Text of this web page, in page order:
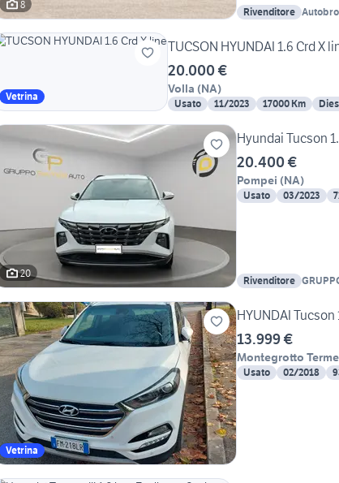
8
Rivenditore
Vetrina
TUCSON HYUNDAI 1.6 Crd
20.000 €
Volla (NA)
Usato 11/2023 17000 Km
20
Hyundai Tucson
20.400 €
Pompei (NA)
Usato 03/2023
Rivenditore
Vetrina
HYUNDAI Tucson
13.999 €
Montegrotto Terme
Usato 02/2018